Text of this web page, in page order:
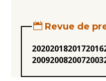
Revue de
2020201820172016
2009200820072003